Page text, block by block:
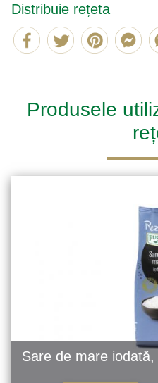
Distribuie rețeta
Produsele
Sare de mare